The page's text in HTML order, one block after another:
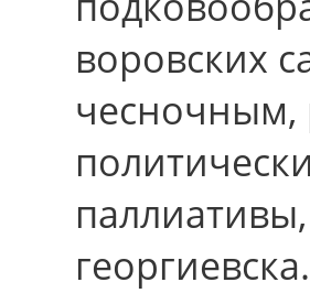
воровских
чесночным,